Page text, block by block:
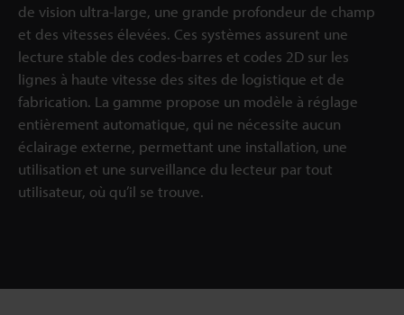
de vision ultra-large, une grande profondeur de champ
et des vitesses élevées. Ces systèmes assurent une
lecture stable des codes-barres et codes 2D sur les
lignes à haute vitesse des sites de logistique et de
fabrication. La gamme propose un modèle à réglage
entièrement automatique, qui ne nécessite aucun
éclairage externe, permettant une installation, une
utilisation et une surveillance du lecteur par tout
utilisateur, où qu’il se trouve.